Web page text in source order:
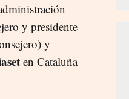
y presidente
y
en Cataluña